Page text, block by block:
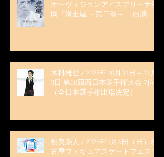
オーヴィジョンアイスアリーナ福
岡「滑走屋 ～第二巻～」 出演
木科雄登 / 2025年10月31日～11月
3日 第50回西日本選手権大会 7位
（全日本選手権出場決定）
無良崇人 / 2026年1月4日（日）名
古屋フィギュアスケートフェステ